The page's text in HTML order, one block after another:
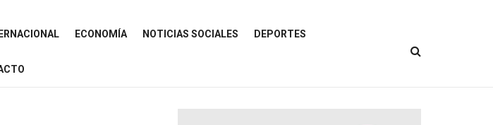
ECONOMÍA NOTICIAS SOCIALES DEPORTES